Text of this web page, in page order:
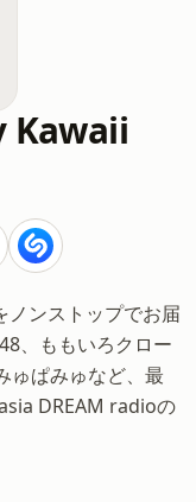
Kawaii
ノンストップでお届
、ももいろクロー
ゅぱみゅなど、最
DREAM radioの